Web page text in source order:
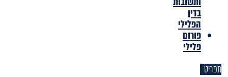
בדין
הפלילי
פורום
פלילי
תפריט